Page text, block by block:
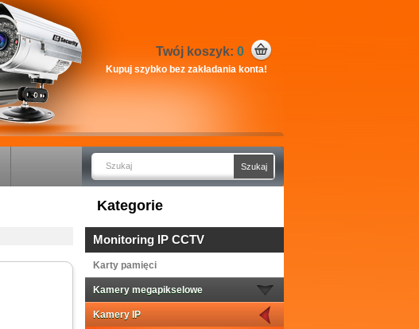
Twój koszyk: 0
Kupuj szybko bez zakładania konta!
Kategorie
Monitoring IP CCTV
Karty pamięci
Kamery megapikselowe
Kamery IP